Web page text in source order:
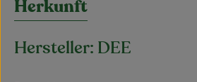
Herkunft
Hersteller: DEE